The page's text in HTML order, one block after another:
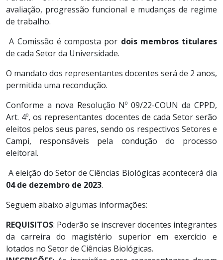
avaliação, progressão funcional e mudanças de regime
de trabalho.
A Comissão é composta por dois membros titulares
de cada Setor da Universidade.
O mandato dos representantes docentes será de 2 anos,
permitida uma recondução.
Conforme a nova Resolução Nº 09/22-COUN da CPPD,
Art. 4º, os representantes docentes de cada Setor serão
eleitos pelos seus pares, sendo os respectivos Setores e
Campi, responsáveis pela condução do processo
eleitoral.
A eleição do Setor de Ciências Biológicas acontecerá dia
04 de dezembro de 2023.
Seguem abaixo algumas informações:
REQUISITOS: Poderão se inscrever docentes integrantes
da carreira do magistério superior em exercício e
lotados no Setor de Ciências Biológicas.